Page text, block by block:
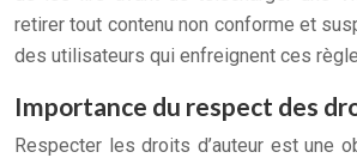
retirer tout contenu non conforme et
des utilisateurs qui enfreignent ces
Importance du respect des
Respecter les droits d’auteur est une